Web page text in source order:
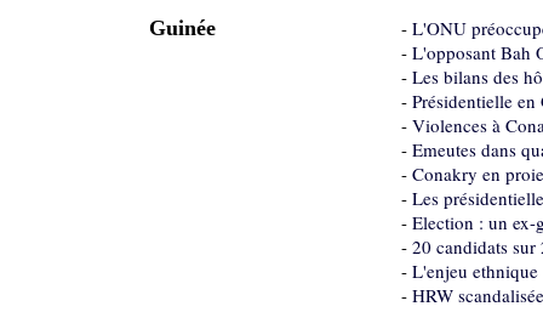
Guinée - L'ONU
- L'opposant Bah
- Les bilans des
- Présidentielle
- Violences à
- Emeutes dans
- Conakry en
- Les
- Election : un ex-
- 20 candidats
- L'enjeu
- HRW